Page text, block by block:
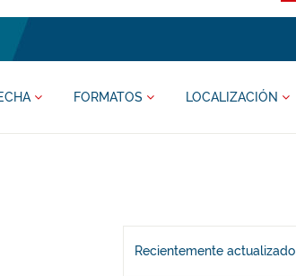
FORMATOS LOCALIZACIÓN
Recientemente actualizado